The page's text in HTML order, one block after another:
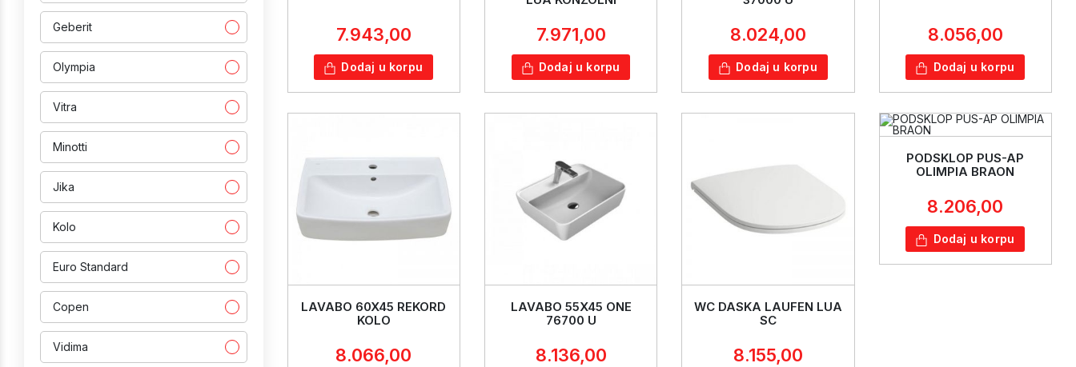
Geberit
Olympia
Vitra
Minotti
Jika
Kolo
Euro Standard
Copen
Vidima
7.943,00
Dodaj u korpu
7.971,00
Dodaj u korpu
8.024,00
Dodaj u korpu
8.056,00
Dodaj u korpu
LAVABO 60X45 REKORD
KOLO
8.066,00
LAVABO 55X45 ONE
76700 U
8.136,00
WC DASKA LAUFEN LUA
SC
8.155,00
PODSKLOP PUS-AP
OLIMPIA BRAON
8.206,00
Dodaj u korpu